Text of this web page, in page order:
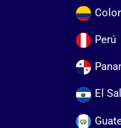
Perú
El